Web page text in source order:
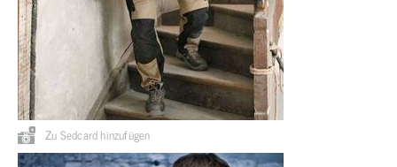
Zu Sedcard hinzufügen